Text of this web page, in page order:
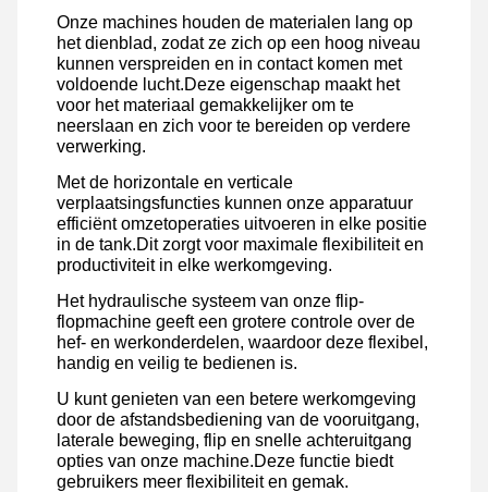
Onze machines houden de materialen lang op
het dienblad, zodat ze zich op een hoog niveau
kunnen verspreiden en in contact komen met
voldoende lucht.Deze eigenschap maakt het
voor het materiaal gemakkelijker om te
neerslaan en zich voor te bereiden op verdere
verwerking.
Met de horizontale en verticale
verplaatsingsfuncties kunnen onze apparatuur
efficiënt omzetoperaties uitvoeren in elke positie
in de tank.Dit zorgt voor maximale flexibiliteit en
productiviteit in elke werkomgeving.
Het hydraulische systeem van onze flip-
flopmachine geeft een grotere controle over de
hef- en werkonderdelen, waardoor deze flexibel,
handig en veilig te bedienen is.
U kunt genieten van een betere werkomgeving
door de afstandsbediening van de vooruitgang,
laterale beweging, flip en snelle achteruitgang
opties van onze machine.Deze functie biedt
gebruikers meer flexibiliteit en gemak.